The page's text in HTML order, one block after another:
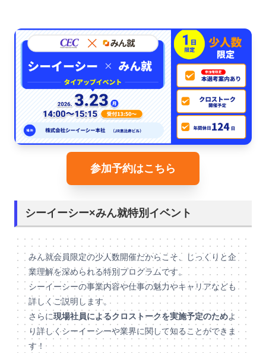
参加予約はこちら
シーイーシー×みん就特別イベント
みん就会員限定の少人数開催だからこそ、じっくりと企
業理解を深められる特別プログラムです。
シーイーシーの事業内容や仕事の魅力やキャリアなども
詳しくご説明します。
さらに現場社員によるクロストークを実施予定のためよ
り詳しくシーイーシーや業界に関して知ることができま
す！